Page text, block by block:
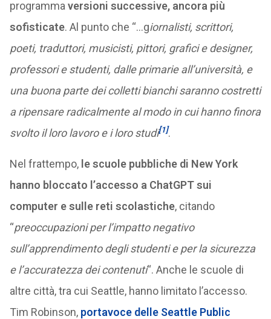
programma versioni successive, ancora più
sofisticate. Al punto che “…giornalisti, scrittori,
poeti, traduttori, musicisti, pittori, grafici e designer,
professori e studenti, dalle primarie all’università, e
una buona parte dei colletti bianchi saranno costretti
a ripensare radicalmente al modo in cui hanno finora
svolto il loro lavoro e i loro studi[1].
Nel frattempo, le scuole pubbliche di New York
hanno bloccato l’accesso a ChatGPT sui
computer e sulle reti scolastiche, citando
“preoccupazioni per l’impatto negativo
sull’apprendimento degli studenti e per la sicurezza
e l’accuratezza dei contenuti“. Anche le scuole di
altre città, tra cui Seattle, hanno limitato l’accesso.
Tim Robinson, portavoce delle Seattle Public